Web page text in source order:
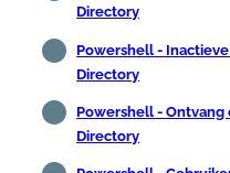
Directory
Powershell -
Directory
Powershell -
Directory